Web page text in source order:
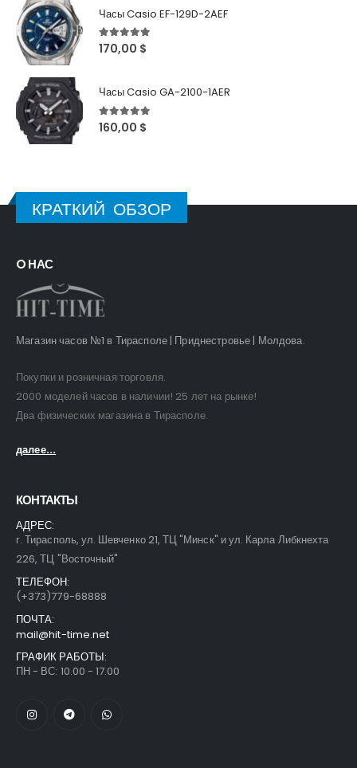
Часы Casio EF-129D-2AEF
5out of 5
170,00 $
Часы Casio GA-2100-1AER
5out of 5
160,00 $
КРАТКИЙ ОБЗОР
O НАС
Магазин часов №1 в Тирасполе | Приднестровье | Молдова.
Покупки и розничная торговля.
2000 моделей часов в наличии! 25 лет на рынке!
Два физических магазина в Тирасполе.
далее...
КОНТАКТЫ
АДРЕС:
г. Тирасполь, ул. Шевченко 21, ТЦ "Минск" и ул. Карла Либкнехта
226, ТЦ "Восточный"
ТЕЛЕФОН:
(+373)779-68888
ПОЧТА:
mail@hit-time.net
ГРАФИК РАБОТЫ:
ПН - ВС: 10.00 - 17.00